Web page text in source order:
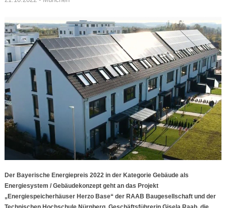
Der Bayerische Energiepreis 2022 in der Kategorie Gebäude als
Energiesystem / Gebäudekonzept geht an das Projekt
„Energiespeicherhäuser Herzo Base“ der RAAB Baugesellschaft und der